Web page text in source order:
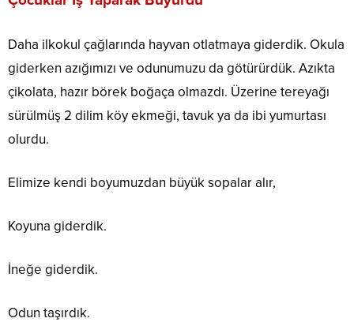
Daha ilkokul çağlarında hayvan otlatmaya giderdik. Okula
giderken azığımızı ve odunumuzu da götürürdük. Azıkta
çikolata, hazır börek boğaça olmazdı. Üzerine tereyağı
sürülmüş 2 dilim köy ekmeği, tavuk ya da ibi yumurtası
olurdu.
Elimize kendi boyumuzdan büyük sopalar alır,
Koyuna giderdik.
İneğe giderdik.
Odun taşırdık.